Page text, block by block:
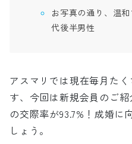
お写真の通り、温
代後半男性
アスマリでは現在毎月た
す、今回は新規会員のご
の交際率が93.7%！成婚に
しょう。